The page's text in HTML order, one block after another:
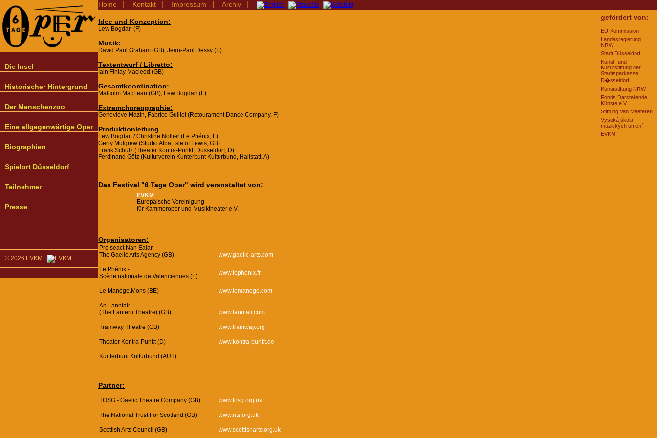
Die Insel
Historischer Hintergrund
Der Menschenzoo
Eine allgegenwärtige Oper
Biographien
Spielort Düsseldorf
Teilnehmer
Presse
© 2026 EVKM
Home Kontakt Impressum Archiv
Idee und Konzeption:
Lew Bogdan (F)
Musik:
David Paul Graham (GB), Jean-Paul Dessy (B)
Textentwurf / Libretto:
Iain Finlay Macleod (GB)
Gesamtkoordination:
Malcolm MacLean (GB), Lew Bogdan (F)
Extremchoreographie:
Geneviève Mazin, Fabrice Guillot (Retouramont Dance Company, F)
Produktionleitung
Lew Bogdan / Christine Nollier (Le Phénix, F)
Gerry Mulgrew (Studio Alba, Isle of Lewis, GB)
Frank Schulz (Theater Kontra-Punkt, Düsseldorf, D)
Ferdinand Götz (Kulturverein Kunterbunt Kulturbund, Hallstatt, A)
Das Festival "6 Tage Oper" wird veranstaltet von:
EVKM
Europäische Vereinigung
für Kammeroper und Musiktheater e.V.
Organisatoren:
Proiseact Nan Ealan -
The Gaelic Arts Agency (GB)
www.gaelic-arts.com
Le Phénix -
Scène nationale de Valenciennes (F)
www.lephenix.fr
Le Manège.Mons (BE) www.lemanege.com
An Lanntair
(The Lantern Theatre) (GB)
www.lanntair.com
Tramway Theatre (GB) www.tramway.org
Theater Kontra-Punkt (D) www.kontra-punkt.de
Kunterbunt Kulturbund (AUT)
Partner:
TOSG - Gaelic Theatre Company (GB) www.tosg.org.uk
The National Trust For Scotland (GB) www.nts.org.uk
Scottish Arts Council (GB) www.scottisharts.org.uk
gefördert von:
EU-Kommission
Landesregierung
NRW
Stadt Düsseldorf
Kunst- und
Kulturstiftung der
Stadtsparkasse
D�sseldorf
Kunststiftung NRW
Fonds Darstellende
Künste e.V.
Stiftung Van Meeteren
Vysoká škola
múzických umení
EVKM